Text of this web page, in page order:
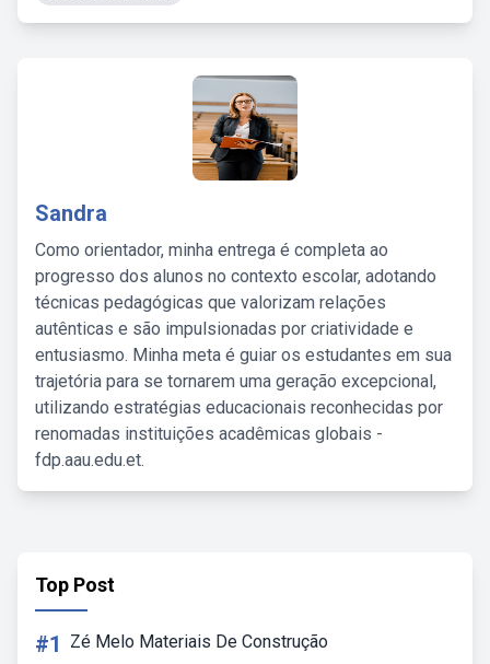
Sandra
Como orientador, minha entrega é completa ao
progresso dos alunos no contexto escolar, adotando
técnicas pedagógicas que valorizam relações
autênticas e são impulsionadas por criatividade e
entusiasmo. Minha meta é guiar os estudantes em sua
trajetória para se tornarem uma geração excepcional,
utilizando estratégias educacionais reconhecidas por
renomadas instituições acadêmicas globais -
fdp.aau.edu.et.
Top Post
#1 Zé Melo Materiais De Construção